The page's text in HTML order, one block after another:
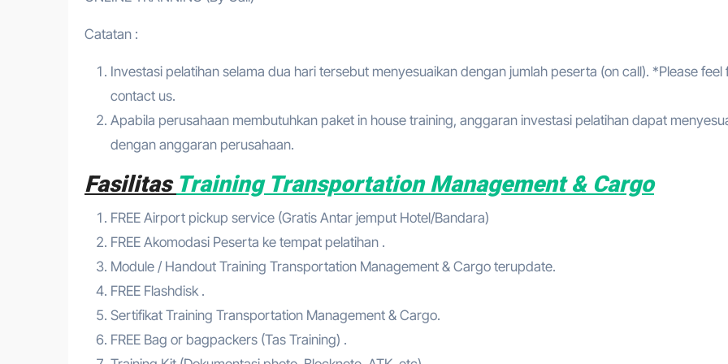
Catatan :
Investasi pelatihan selama dua hari tersebut menyesuaikan dengan jumlah peserta (on call). *Please feel
contact us.
Apabila perusahaan membutuhkan paket in house training, anggaran investasi pelatihan dapat
dengan anggaran perusahaan.
Fasilitas Training Transportation Management & Cargo
FREE Airport pickup service (Gratis Antar jemput Hotel/Bandara)
FREE Akomodasi Peserta ke tempat pelatihan .
Module / Handout Training Transportation Management & Cargo terupdate.
FREE Flashdisk .
Sertifikat Training Transportation Management & Cargo.
FREE Bag or bagpackers (Tas Training) .